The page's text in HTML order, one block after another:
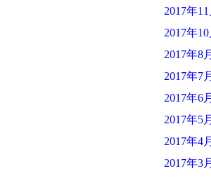
2017年11
2017年10
2017年8月
2017年7月
2017年6月
2017年5月
2017年4月
2017年3月